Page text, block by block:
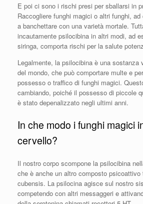
E poi ci sono i rischi presi per sballarsi in
Raccogliere funghi magici o altri funghi,
a banchettare con una varietà mortale.
incautamente psilocibina in altri modi, ad
siringa, comporta rischi per la salute
Legalmente, la psilocibina è una sostanza
del mondo, che può comportare multe e
possesso o traffico di funghi magici.
cambiando, poiché il possesso di piccole
è stato depenalizzato negli ultimi anni.
In che modo i funghi magici
cervello?
Il nostro corpo scompone la psilocibina
che è anche un altro composto psicoattivo
cubensis. La psilocina agisce sul nostro
competendo con altri messaggeri e